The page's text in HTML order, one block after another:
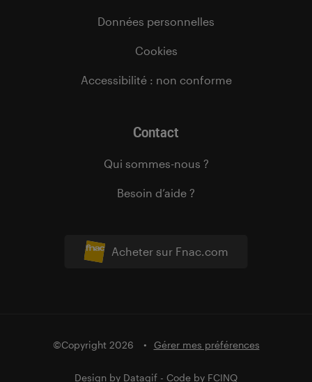
Acheter sur Fnac.com
Données personnelles
Cookies
Accessibilité : non conforme
Contact
Qui sommes-nous ?
Besoin d’aide ?
©Copyright 2026 Gérer mes préférences
Design by Datagif - Code by FCINQ